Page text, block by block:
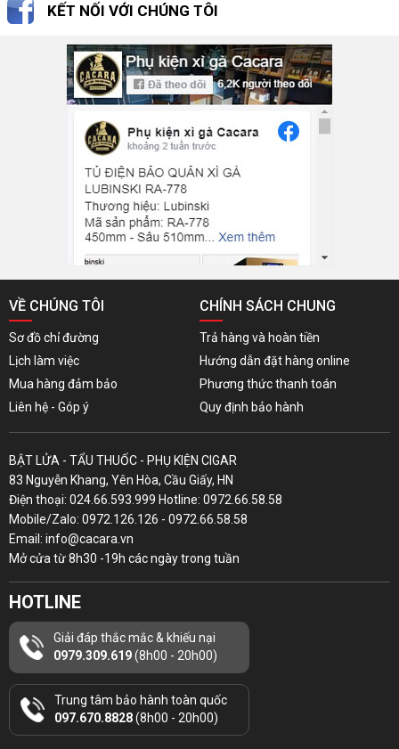
KẾT NỐI VỚI CHÚNG TÔI
VỀ CHÚNG TÔI
Sơ đồ chỉ đường
Lịch làm việc
Mua hàng đảm bảo
Liên hệ - Góp ý
CHÍNH SÁCH CHUNG
Trả hàng và hoàn tiền
Hướng dẫn đặt hàng online
Phương thức thanh toán
Quy định bảo hành
BẬT LỬA - TẨU THUỐC - PHỤ KIỆN CIGAR
83 Nguyễn Khang, Yên Hòa, Cầu Giấy, HN
Điện thoại: 024.66.593.999 Hotline: 0972.66.58.58
Mobile/Zalo: 0972.126.126 - 0972.66.58.58
Email: info@cacara.vn
Mở cửa từ 8h30 -19h các ngày trong tuần
HOTLINE
Giải đáp thắc mắc & khiếu nại
0979.309.619(8h00 - 20h00)
Trung tâm bảo hành toàn quốc
097.670.8828(8h00 - 20h00)